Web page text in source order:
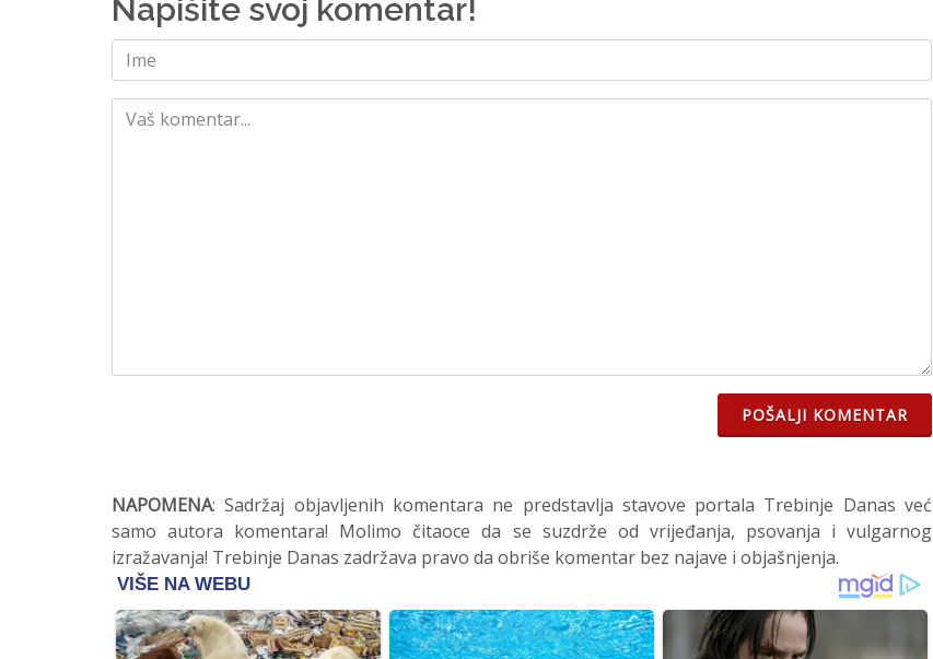
Napišite svoj komentar!
POŠALJI KOMENTAR
NAPOMENA: Sadržaj objavljenih komentara ne predstavlja stavove portala Trebinje Danas već
samo autora komentara! Molimo čitaoce da se suzdrže od vrijeđanja, psovanja i vulgarnog
izražavanja! Trebinje Danas zadržava pravo da obriše komentar bez najave i objašnjenja.